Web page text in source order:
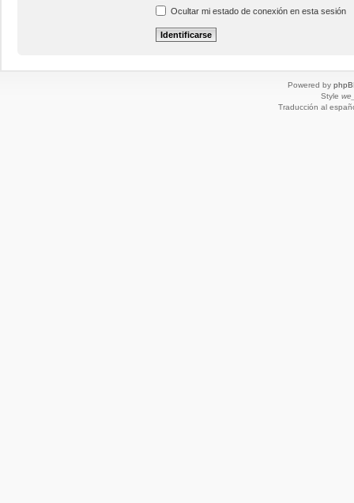
Ocultar mi estado de conexión en esta sesión
Powered by
Style
Traducción al